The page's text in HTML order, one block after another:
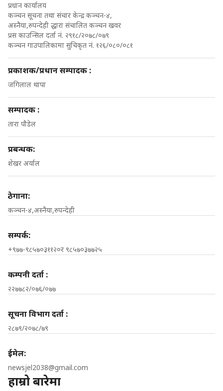
प्रधान कार्यालय
कञ्चन सूचना तथा संचार केन्द्र कञ्चन-४,
अस्नैया,रुपन्देही द्धारा संचालित कञ्चन खवर
प्रस काउन्सिल दर्ता नं. २९१८/२०७८/०७९
कञ्चन गाउपालिकामा सुचिकृत नं. १२६/०८०/०८१
प्रकाशक/प्रधान सम्पादक :
जगिलाल थापा
सम्पादक :
तारा पौडेल
प्रबन्धक:
शेखर अर्याल
ठेगाना:
कञ्चन-४,अस्नैया,रुपन्देही
सम्पर्क:
+९७७-९८५७०३११२०र ९८५७०३७७२५
कम्पनी दर्ता :
२२७७८२/०७६/०७७
सूचना विभाग दर्ता :
२८७९/२०७८/७९
ईमेल:
newsjel2038@gmail.com
हाम्रो बारेमा